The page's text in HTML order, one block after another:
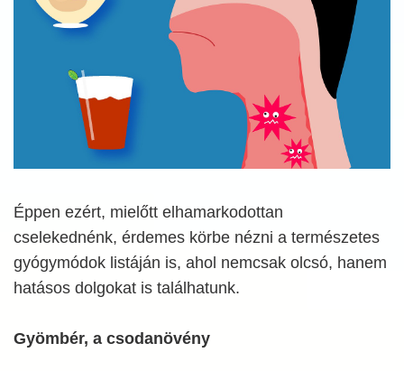
Éppen ezért, mielőtt elhamarkodottan
cselekednénk, érdemes körbe nézni a természetes
gyógymódok listáján is, ahol nemcsak olcsó, hanem
hatásos dolgokat is találhatunk.
Gyömbér, a csodanövény